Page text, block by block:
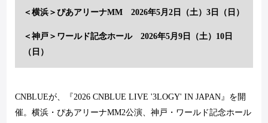
＜横浜＞ぴあアリーナMM 2026年5月2 日（土）3 日（日）
＜神戸＞ワールド記念ホール2026年5月9 日（土） 10 日
（日）
CNBLUEが、『2026 CNBLUE LIVE '3LOGY' IN JAPAN』を開
催。横浜・ぴあアリーナMM2公演、神戸・ワールド記念ホール